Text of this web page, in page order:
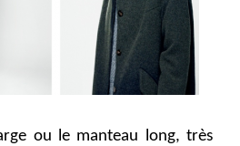
ou le manteau long, très